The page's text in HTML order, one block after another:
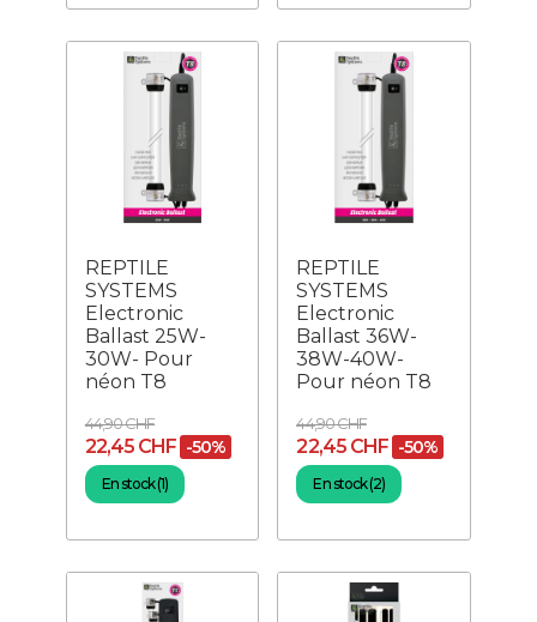
REPTILE
SYSTEMS
Electronic
Ballast 25W-
30W- Pour
néon T8
44,90 CHF
22,45 CHF -50%
En stock (1)
REPTILE
SYSTEMS
Electronic
Ballast 36W-
38W-40W-
Pour néon T8
44,90 CHF
22,45 CHF -50%
En stock (2)